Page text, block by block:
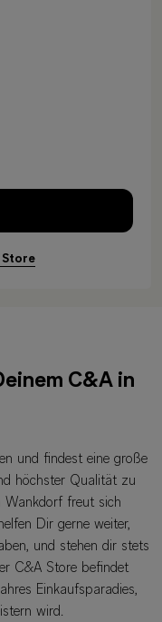
Store
C&A in
und findest eine große
höchster Qualität zu
Wankdorf freut sich
Dir gerne weiter,
und stehen dir stets
C&A Store befindet
Einkaufsparadies,
wird.